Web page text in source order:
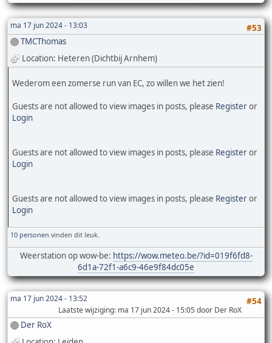
ma 17 jun 2024 - 13:03
#53
TMCThomas
Location: Heteren (Dichtbij Arnhem)
Wederom een zomerse run van EC, zo willen we het zien!
Guests are not allowed to view images in posts, please Registeror
Login
Guests are not allowed to view images in posts, please Registeror
Login
Guests are not allowed to view images in posts, please Registeror
Login
10 personen vinden dit leuk.
Weerstation op wow-be: https://wow.meteo.be/?id=019f6fd8-
6d1a-72f1-a6c9-46e9f84dc05e
ma 17 jun 2024 - 13:52 #54
Laatste wijziging: ma 17 jun 2024 - 15:05 door Der RoX
Der RoX